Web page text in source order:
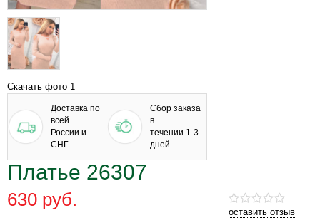
Скачать фото 1
Доставка по
всей
России и
СНГ
Сбор заказа
в
течении 1-3
дней
Платье 26307
оставить отзыв
630 руб.